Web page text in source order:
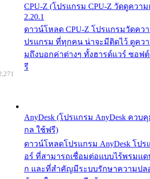
CPU-Z (โปรแกรม CPU-Z วัดดูควา
2.20.1
ดาวน์โหลด CPU-Z โปรแกรมวัดคว
ปรแกรม ที่ทุกคน น่าจะมีติดไว้ ดูควา
มถึงบอกค่าต่างๆ ทั้งฮารด์แวร์ ซอฟต์
รี
AnyDesk (โปรแกรม AnyDesk ควบ
กล ใช้ฟรี)
ดาวน์โหลดโปรแกรม AnyDesk โป
อร์ ที่สามารถเชื่อมต่อแบบไร้พรมแด
ก และที่สำคัญมีระบบรักษาความปล